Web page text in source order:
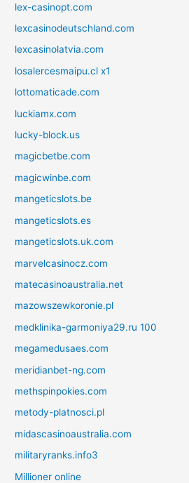
lex-casinopt.com
lexcasinodeutschland.com
lexcasinolatvia.com
losalercesmaipu.cl x1
lottomaticade.com
luckiamx.com
lucky-block.us
magicbetbe.com
magicwinbe.com
mangeticslots.be
mangeticslots.es
mangeticslots.uk.com
marvelcasinocz.com
matecasinoaustralia.net
mazowszewkoronie.pl
medklinika-garmoniya29.ru 100
megamedusaes.com
meridianbet-ng.com
methspinpokies.com
metody-platnosci.pl
midascasinoaustralia.com
militaryranks.info3
Millioner online